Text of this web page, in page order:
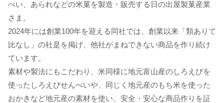
べい、あられなどの米菓を製造・販売する日の出屋製菓産業
さま。
2024年には創業100年を迎える同社では、創業以来「類ありて
比なし」の社是を掲げ、他社がまねできない商品を作り続け
ています。
素材や製法にもこだわり、米同様に地元富山産のしろえびを
使ったしろえびせんべいや、同じく地元産のもち米を使った
おかきなど地元産の素材を使い、安全・安心な商品作りを証